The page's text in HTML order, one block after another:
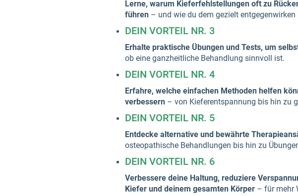
Lerne, warum Kieferfehlstellungen oft zu
führen – und wie du dem gezielt entgegenwirken
DEIN VORTEIL NR. 3
Erhalte praktische Übungen und Tests, um
ob eine ganzheitliche Behandlung sinnvoll ist.
DEIN VORTEIL NR. 4
Erfahre, welche einfachen Methoden helfen
verbessern – von Kieferentspannung bis hin zu
DEIN VORTEIL NR. 5
Entdecke alternative und bewährte
osteopathische Behandlungen bis hin zu
DEIN VORTEIL NR. 6
Verbessere deine Haltung, reduziere
Kiefer und deinem gesamten Körper – für mehr